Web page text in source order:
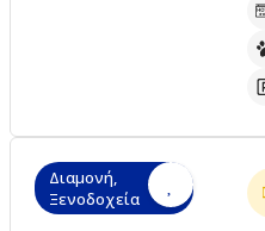
Διαμονή,
Ξενοδοχεία